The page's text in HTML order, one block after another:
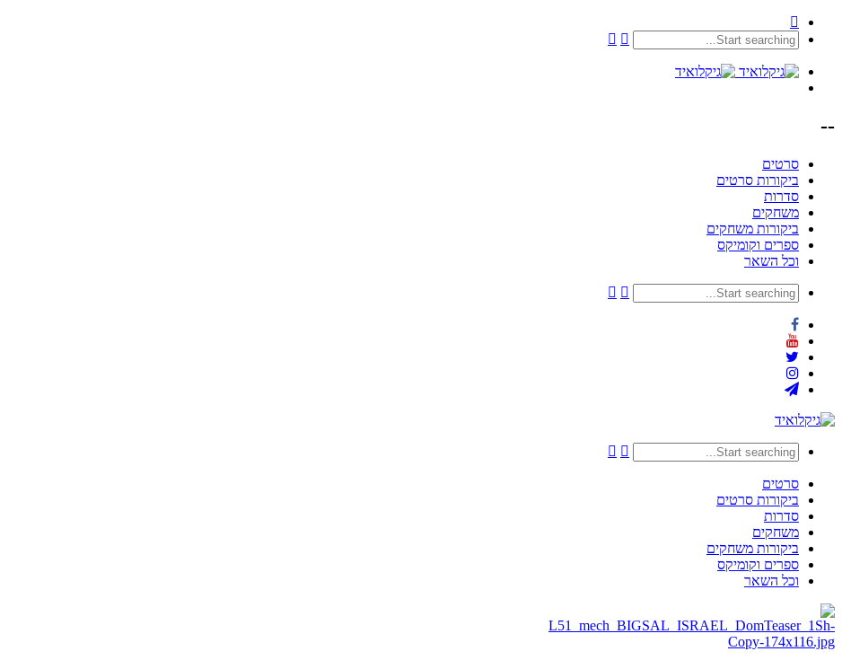
--
סרטים
ביקורות סרטים
סדרות
משחקים
ביקורות משחקים
ספרים וקומיקס
וכל השאר
סרטים
ביקורות סרטים
סדרות
משחקים
ביקורות משחקים
ספרים וקומיקס
וכל השאר